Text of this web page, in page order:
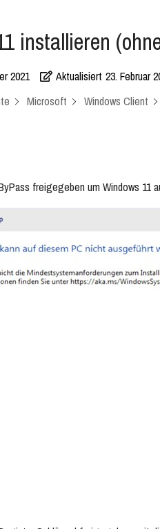
installieren
2021 Aktualisiert 23. Februar
Microsoft Windows Client
freigegeben um Windows 11